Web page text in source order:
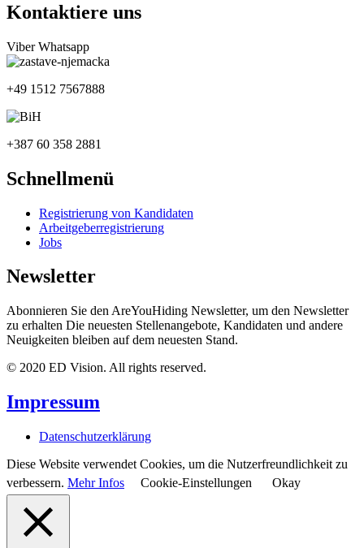
Kontaktiere uns
Viber Whatsapp
+49 1512 7567888
+387 60 358 2881
Schnellmenü
Registrierung von Kandidaten
Arbeitgeberregistrierung
Jobs
Newsletter
Abonnieren Sie den AreYouHiding Newsletter, um den Newsletter
zu erhalten Die neuesten Stellenangebote, Kandidaten und andere
Neuigkeiten bleiben auf dem neuesten Stand.
© 2020 ED Vision. All rights reserved.
Impressum
Datenschutzerklärung
Diese Website verwendet Cookies, um die Nutzerfreundlichkeit zu
verbessern. Mehr Infos Cookie-Einstellungen Okay